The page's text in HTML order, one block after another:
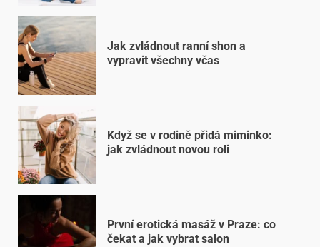
Jak zvládnout ranní shon a
vypravit všechny včas
Když se v rodině přidá miminko:
jak zvládnout novou roli
První erotická masáž v Praze: co
čekat a jak vybrat salon